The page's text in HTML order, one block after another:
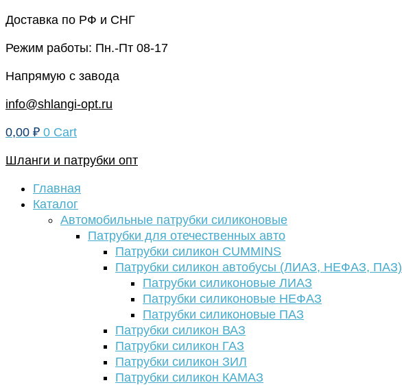
Перейти
содержимому
Доставка по РФ и СНГ
Режим работы: Пн.-Пт 08-17
Напрямую с завода
info@shlangi-opt.ru
0,00 ₽ 0 Cart
Шланги и патрубки опт
Главная
Каталог
Автомобильные патрубки силиконовые
Патрубки для отечественных авто
Патрубки силикон CUMMINS
Патрубки силикон автобусы (ЛИАЗ, НЕФАЗ, ПАЗ)
Патрубки силиконовые ЛИАЗ
Патрубки силиконовые НЕФАЗ
Патрубки силиконовые ПАЗ
Патрубки силикон ВАЗ
Патрубки силикон ГАЗ
Патрубки силикон ЗИЛ
Патрубки силикон КАМАЗ